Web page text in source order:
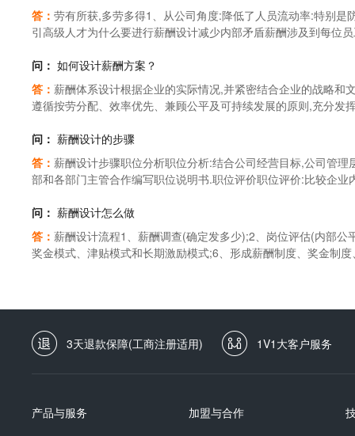
答： 劳有所获,多劳多得1、从公司角度:降低了人员流动率:特别
引高级人才为什么要进行薪酬设计减少内部矛盾薪酬涉及到每位
问： 如何设计薪酬方案？
答： 薪酬体系设计根据企业的实际情况,并紧密结合企业的战略
遵循按劳分配、效率优先、兼顾公平及可持续发展的原则,充分
去.薪酬体系的设计应该补充和增强其他人力资源管理系统的作
上述目标,薪酬体系设计必须遵照以上的九项原则,细致入微地开
性.1、薪酬调查薪酬调查是薪酬设计中的重要组成部分.它解决的
是的薪酬调查,才能使薪酬设计做到有的放矢,解决企业的薪酬激
下三个方面:1)企业薪酬现状调查.通过科学的问卷设计,从薪酬水
体系中的主要问题以及造成问题的原因.2)进行薪酬水平调查.主
级别的职位薪酬数据、奖金和福利状况、长期激励措施以及未来
如国家的宏观经济、通货膨胀、行业特点和行业竞争、人才供应
写.4、岗位评价岗位评价重在解决薪酬对企业内部的公平性问题.
岗位说明书为依据,方法有许多种,企业可以根据自身的具体情况
计薪酬的构成因素反映了企业关注内容,因此采取不同的策略、
合考虑以下几个方面的因素:一是职位在企业中的层级,二是岗位
问： 薪酬设计的步骤
答： 薪酬设计步骤职位分析职位分析:结合公司经营目标,公司管
部和各部门主管合作编写职位说明书.职位评价职位评价:比较企
职位之间具有可比性,为确保工资的公平性奠定基础.它是职位分
对象,最好是选择与自己有竞争关系的公司或同行业的类似公司,
长状况、不同薪资结构对比、不同职位和不同级别的职位薪资数
资定位:在分析同行业的薪资数据后,需要做的是根据企业状况选
资,需要对人员资历做评估;确定绩效工资,需要对工作表现做评估;
评估都需要一套程序和办法.实施和修正薪资体系的实施和修正:
好同时由人力资源部做此测算.因为按照外企的惯例,财务部门并
法,就是根据级别来设计.比如说有10个职能部门,有30个职系,100
问： 薪酬设计怎么做
答： 薪酬设计流程1、薪酬调查(确定发多少);2、岗位评估(内部
奖金模式、津贴模式和长期激励模式;6、形成薪酬制度、奖金制
的平衡公平性,加班工资的计算则要体现工资的合法性.2、注意薪
因此,如果一个企业的薪酬水准低于当地同类型企业和行业市场
秀员工或者高级主管,他的消极工作态度,甚至是辞职离去,给企业
3天退款保障(工商注册适用) 1V1大客户服务
产品与服务 加盟与合作